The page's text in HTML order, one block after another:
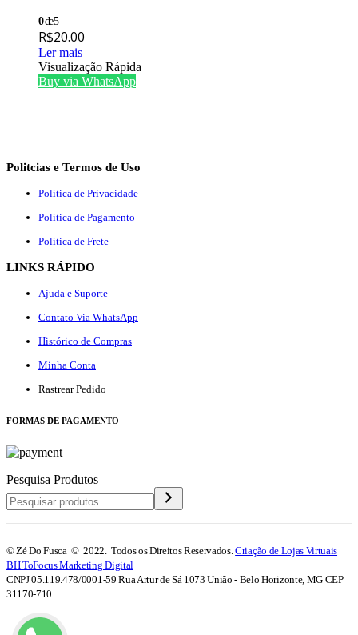
0de 5
R$20.00
Ler mais
Visualização Rápida
Buy via WhatsApp
Politcias e Termos de Uso
Política de Privacidade
Política de Pagamento
Política de Frete
LINKS RÁPIDO
Ajuda e Suporte
Contato Via WhatsApp
Histórico de Compras
Minha Conta
Rastrear Pedido
FORMAS DE PAGAMENTO
Pesquisa Produtos
© Zé Do Fusca © 2022. Todos os Direitos Reservados.Criação de Lojas Virtuais
BH ToFocus Marketing Digital
CNPJ 05.119.478/0001-59 Rua Artur de Sá 1073 União - Belo Horizonte, MG CEP
31170-710